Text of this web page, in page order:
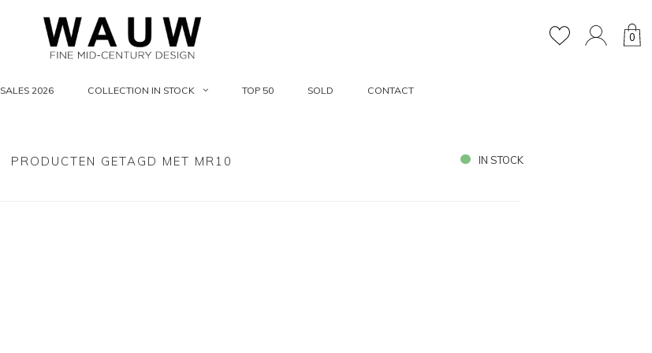
0
SALES 2026 COLLECTION IN STOCK TOP 50 SOLD CONTACT
PRODUCTEN GETAGD MET MR10 IN STOCK